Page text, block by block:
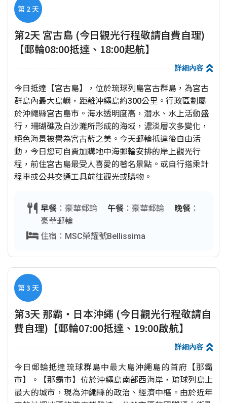
第 2 天
第2天 宮古島 (今日觀光行程敬請自費自理)
【郵輪08:00抵達、18:00起航】
詳細內容
今日抵達【宮古島】，位於琉球列島宮古群島，為宮古
群島內最大島嶼，距離沖繩島約300公里。行政區劃屬
於沖繩縣宮古島市。海水透明度高，潛水、水上活動盛
行，珊瑚礁及白沙灘所形成的海域，濃淡層次多變化，
絕色海景被譽為宮古藍之美。今天郵輪抵達後自由活
動，今日您可自費加購地中海郵輪安排的岸上觀光行
程，前住宮古島最受人喜愛的著名景點。或自行搭乘計
程車或公共交通工具前往觀光或購物。
早餐：豪華郵輪 午餐：豪華郵輪 晚餐：
豪華郵輪
住宿：MSC榮耀號Bellissima
第 3 天
第3天 那霸‧日本沖繩 (今日觀光行程敬請自
費自理)【郵輪07:00抵達、19:00啟航】
詳細內容
今日郵輪抵達琉球群島中最大島沖繩島的首府【那霸
市】。【那霸市】位於沖繩島南部西海岸，琉球列島上
最大的城市，現為沖繩縣的政治、經濟中樞。由於近年